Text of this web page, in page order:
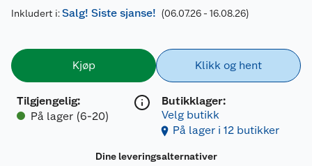
Inkludert i:Salg! Siste sjanse! (06.07.26 - 16.08.26)
Kjøp
Tilgjengelig:
På lager (6-20)
Klikk og hent
Butikklager:
Velg butikk
På lager i 12 butikker
Dine leveringsalternativer